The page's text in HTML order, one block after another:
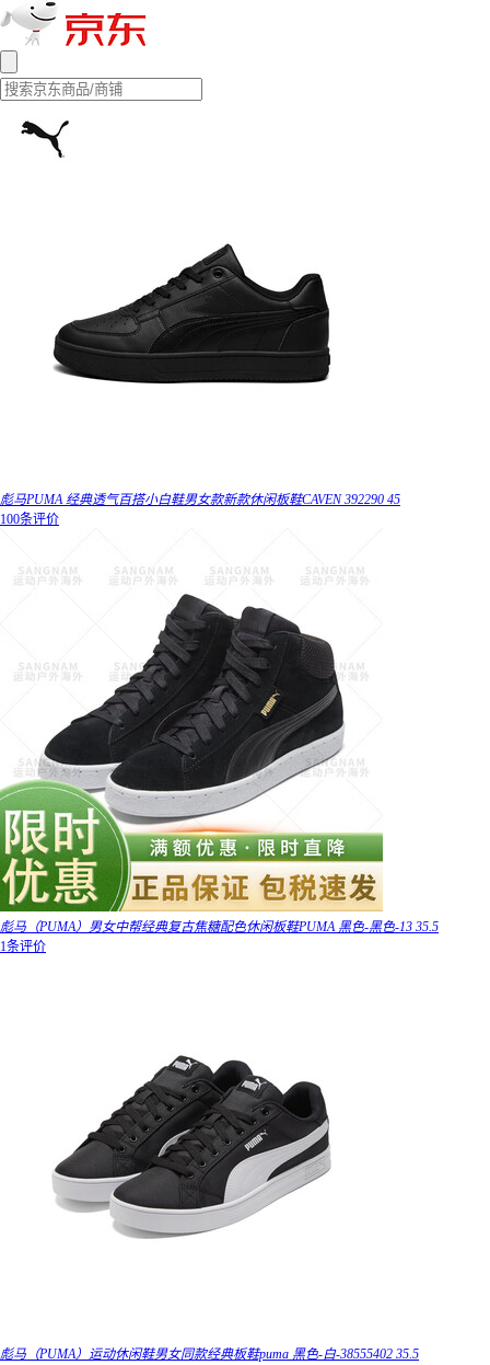
彪马PUMA 经典透气百搭小白鞋男女款新款休闲板鞋CAVEN 392290 45
100条评价
彪马（PUMA）男女中帮经典复古焦糖配色休闲板鞋PUMA 黑色-黑色-13 35.5
1条评价
彪马（PUMA）运动休闲鞋男女同款经典板鞋puma 黑色-白-38555402 35.5